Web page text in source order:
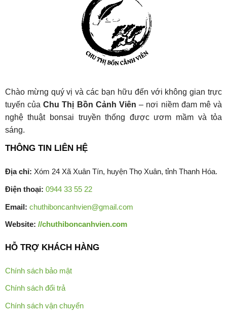
Chào mừng quý vị và các bạn hữu đến với không gian trực
tuyến củaChu Thị Bồn Cảnh Viên – nơi niềm đam mê và
nghệ thuật bonsai truyền thống được ươm mầm và tỏa
sáng.
THÔNG TIN LIÊN HỆ
Địa chỉ: Xóm 24 Xã Xuân Tín, huyện Thọ Xuân, tỉnh Thanh Hóa.
Điện thoại: 0944 33 55 22
Email: chuthiboncanhvien@gmail.com
Website: //chuthiboncanhvien.com
HỖ TRỢ KHÁCH HÀNG
Chính sách bảo mật
Chính sách đổi trả
Chính sách vận chuyển